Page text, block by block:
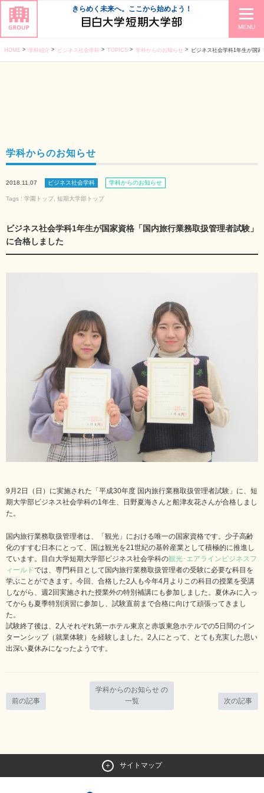
きらめく未来へ。ここから始めよう！
MENU
HOME 学科紹介 ビジネス社会学科 TOPICS 学科からのお知らせ ビジネス社会学科1年生が国家資格
学科からのお知らせ
2018.11.07 ビジネス社会学科 学科からのお知らせ
Tags : 学園トップ 短期大学部トップ
ビジネス社会学科1年生が国家資格「国内旅行業務取扱管理者試験」
に合格しました
9月2日（日）に実施された「平成30年度 国内旅行業務取扱管理者試験」に、短
期大学部ビジネス社会学科の1年生、日野夏海さんと船津友花さんが合格しまし
た。
国内旅行業務取扱管理者は、「観光」における唯一の国家資格です。少子高齢
化のすすむ日本にとって、国は観光を21世紀の基幹産業として積極的に推進し
ています。目白大学短期大学部ビジネス社会学科の観光･エアラインビジネスフ
ィールドでは、専門科目として国内旅行業務取扱管理者の受験に必要な科目を
学ぶことができます。今回、合格した2人も今年4月よりこの科目の授業を受講
しながら、週2回実施された授業外の特別補講にも参加しました。夏休みに入っ
てからも夏季特別演習に参加し、試験直前まで合格に向けて頑張ってきまし
た。
試験終了後は、2人それぞれ第一ホテル東京と赤坂東急ホテルでの5日間のイン
ターンシップ（就業体験）を経験しました。2人にとって、とても充実した思い
出深い夏休みになったようです。
前の記事
学科からのお知らせ の
一覧
次の記事
サイトマップ